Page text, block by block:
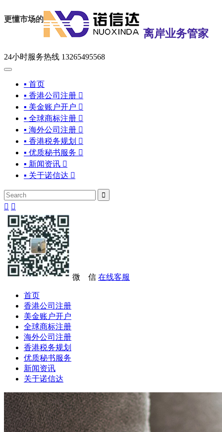
更懂市场的
离岸业务管家
24小时服务热线 13265495568
▪ 首页
▪ 香港公司注册 
▪ 美金账户开户 
▪ 全球商标注册 
▪ 海外公司注册 
▪ 香港税务规划 
▪ 优质秘书服务 
▪ 新闻资讯 
▪ 关于诺信达 

 
微 信 在线客服
首页
香港公司注册
美金账户开户
全球商标注册
海外公司注册
香港税务规划
优质秘书服务
新闻资讯
关于诺信达